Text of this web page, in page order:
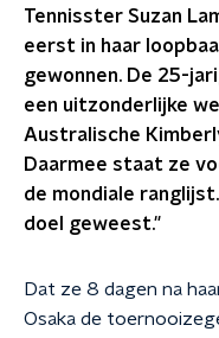
Tennisster Suzan
eerst in haar
gewonnen. De 25-
een uitzonderlijke
Australische
Daarmee staat ze
de mondiale
doel geweest."
Dat ze 8 dagen na
Osaka de